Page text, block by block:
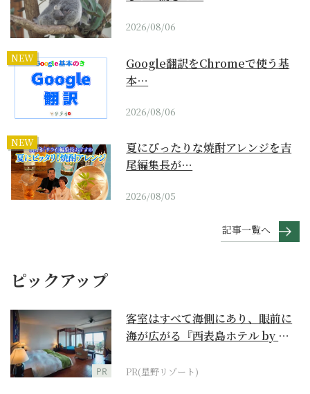
2026/08/06
NEW
Google翻訳をChromeで使う基
本…
2026/08/06
NEW
夏にぴったりな焼酎アレンジを吉
尾編集長が…
2026/08/05
記事一覧へ
ピックアップ
PR
客室はすべて海側にあり、眼前に
海が広がる『西表島ホテル by 星
PR(星野リゾート)